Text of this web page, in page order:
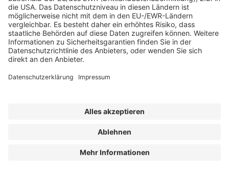
Energie, Technik & Baustoffe
Klimaschutzsiedlung in
Mönchengladbach: Farbenfrohe